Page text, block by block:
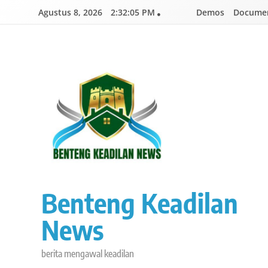
Agustus 8, 2026 2:32:05 PM Demos
Benteng Keadilan
News
berita mengawal keadilan